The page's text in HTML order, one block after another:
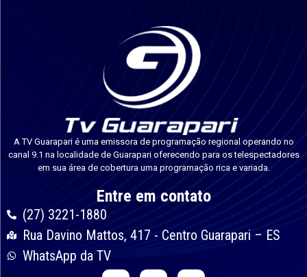
A TV Guarapari é uma emissora de programação regional operando no
canal 9.1 na localidade de Guarapari oferecendo para os telespectadores
em sua área de cobertura uma programação rica e variada.
Entre em contato
(27) 3221-1880
Rua Davino Mattos, 417 - Centro Guarapari – ES
WhatsApp da TV